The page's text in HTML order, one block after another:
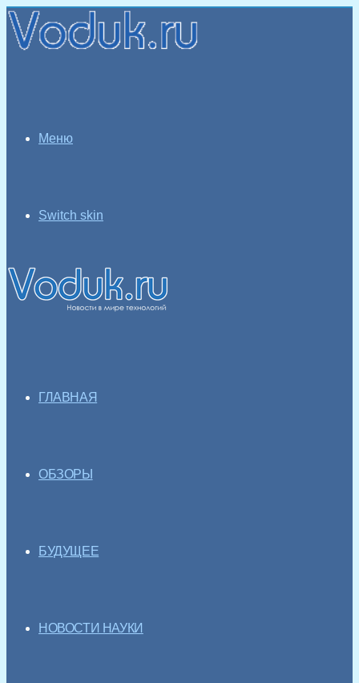
Меню
Switch skin
ГЛАВНАЯ
ОБЗОРЫ
БУДУЩЕЕ
НОВОСТИ НАУКИ